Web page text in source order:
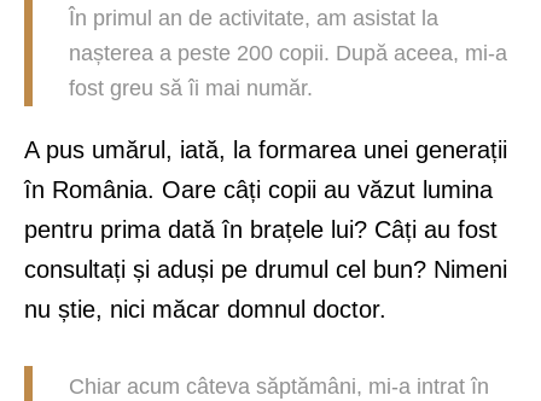
În primul an de activitate, am asistat la
nașterea a peste 200 copii. După aceea, mi-a
fost greu să îi mai număr.
A pus umărul, iată, la formarea unei generații
în România. Oare câți copii au văzut lumina
pentru prima dată în brațele lui? Câți au fost
consultați și aduși pe drumul cel bun? Nimeni
nu știe, nici măcar domnul doctor.
Chiar acum câteva săptămâni, mi-a intrat în